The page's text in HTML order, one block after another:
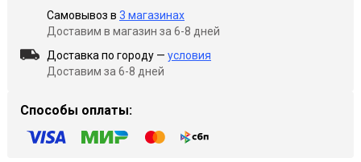
Самовывоз в 3 магазинах
Доставим в магазин за 6-8 дней
Доставка по городу — условия
Доставим за 6-8 дней
Способы оплаты: